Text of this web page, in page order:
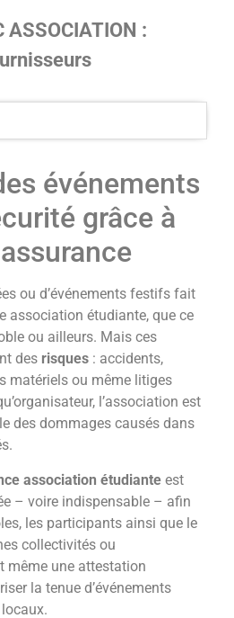
ASSOCIATION :
événements
grâce à
ou d’événements festifs fait
association étudiante, que ce
ou ailleurs. Mais ces
des risques : accidents,
matériels ou même litiges
l’association est
des dommages causés dans
association étudiante est
– voire indispensable – afin
les participants ainsi que le
collectivités ou
même une attestation
la tenue d’événements